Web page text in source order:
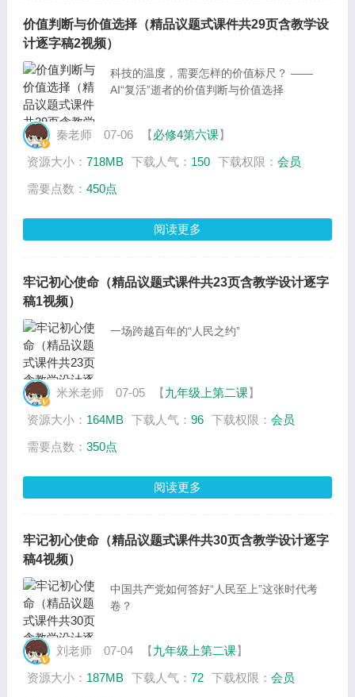
价值判断与价值选择（精品议题式课件共29页含教学设
计逐字稿2视频）
科技的温度，需要怎样的价值标尺？ ——
AI“复活”逝者的价值判断与价值选择
秦老师 07-06 【必修4第六课】
资源大小： 718MB 下载人气： 150 下载权限： 会员
需要点数： 450点
阅读更多
牢记初心使命（精品议题式课件共23页含教学设计逐字
稿1视频）
一场跨越百年的“人民之约”
米米老师 07-05 【九年级上第二课】
资源大小： 164MB 下载人气： 96 下载权限： 会员
需要点数： 350点
阅读更多
牢记初心使命（精品议题式课件共30页含教学设计逐字
稿4视频）
中国共产党如何答好“人民至上”这张时代考
卷？
刘老师 07-04 【九年级上第二课】
资源大小： 187MB 下载人气： 72 下载权限： 会员